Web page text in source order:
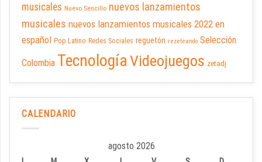
musicales Nuevo Sencillo nuevos lanzamientos
musicales nuevos lanzamientos musicales 2022 en
español Pop Latino Redes Sociales reguetón rezeteando Selección
Colombia TecnologíaVideojuegos zetadj
CALENDARIO
agosto 2026